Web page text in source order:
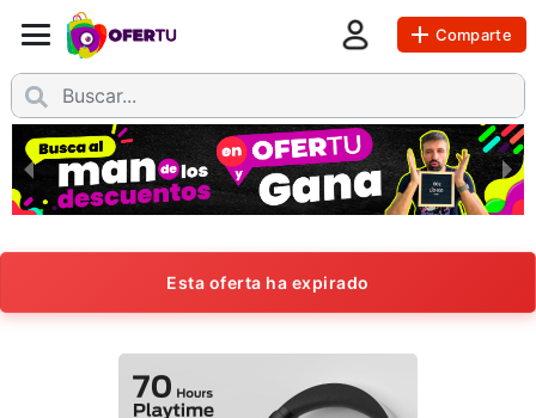
Comparte
Esta oferta ha expirado